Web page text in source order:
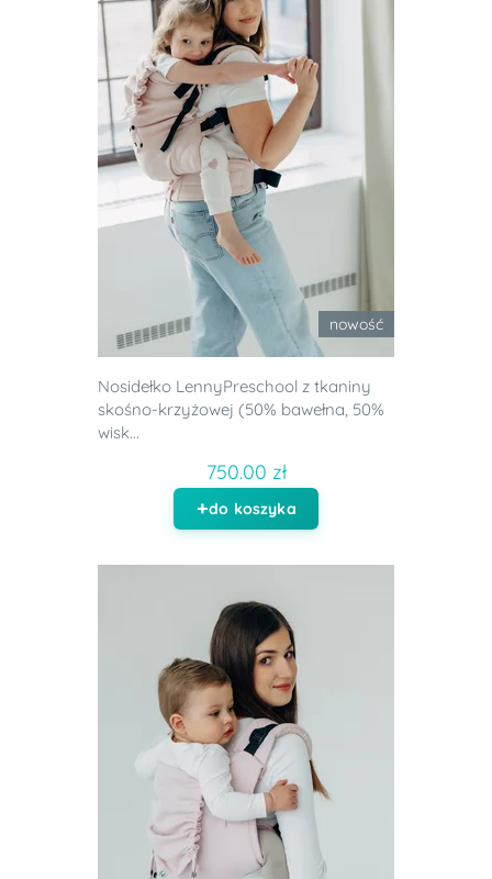
nowość
Nosidełko LennyPreschool z tkaniny
skośno-krzyżowej (50% bawełna, 50%
wisk...
750.00 zł
do koszyka